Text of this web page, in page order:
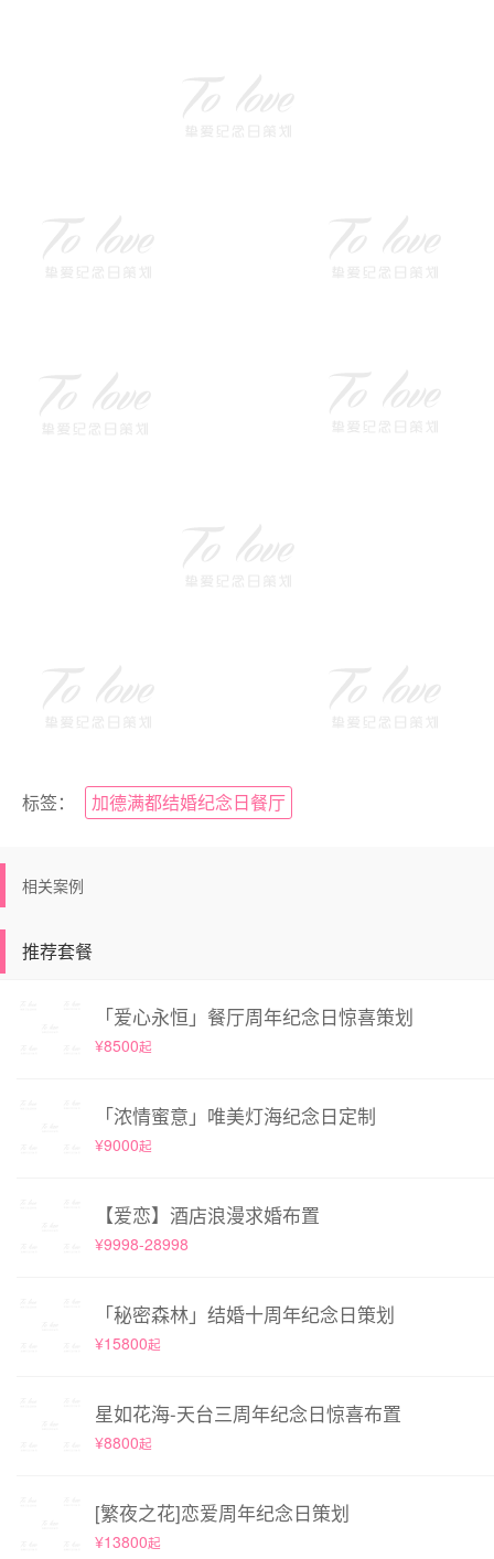
标签： 加德满都结婚纪念日餐厅
相关案例
推荐套餐
「爱心永恒」餐厅周年纪念日惊喜策划
¥8500起
「浓情蜜意」唯美灯海纪念日定制
¥9000起
【爱恋】酒店浪漫求婚布置
¥9998-28998
「秘密森林」结婚十周年纪念日策划
¥15800起
星如花海-天台三周年纪念日惊喜布置
¥8800起
[繁夜之花]恋爱周年纪念日策划
¥13800起